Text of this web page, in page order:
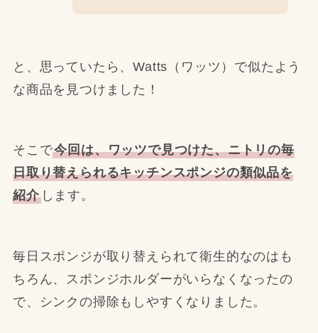
と、思っていたら、Watts（ワッツ）で似たよう
な商品を見つけました！
そこで今回は、ワッツで見つけた、ニトリの毎
日取り替えられるキッチンスポンジの類似品を
紹介します。
毎日スポンジが取り替えられて衛生的なのはも
ちろん、スポンジホルダーがいらなくなったの
で、シンクの掃除もしやすくなりました。